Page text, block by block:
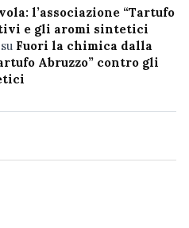
l’associazione “Tartufo
e gli aromi sintetici
su Fuori la chimica dalla
Abruzzo” contro gli